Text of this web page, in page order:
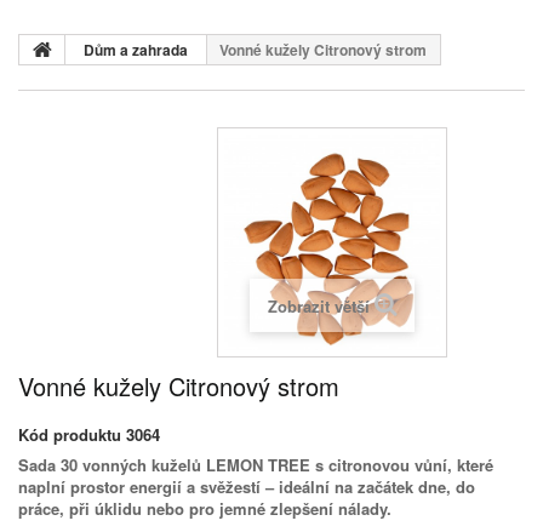
Dům a zahrada Vonné kužely Citronový strom
Zobrazit větší
Vonné kužely Citronový strom
Kód produktu 3064
Sada 30 vonných kuželů LEMON TREE s citronovou vůní, které
naplní prostor energií a svěžestí – ideální na začátek dne, do
práce, při úklidu nebo pro jemné zlepšení nálady.